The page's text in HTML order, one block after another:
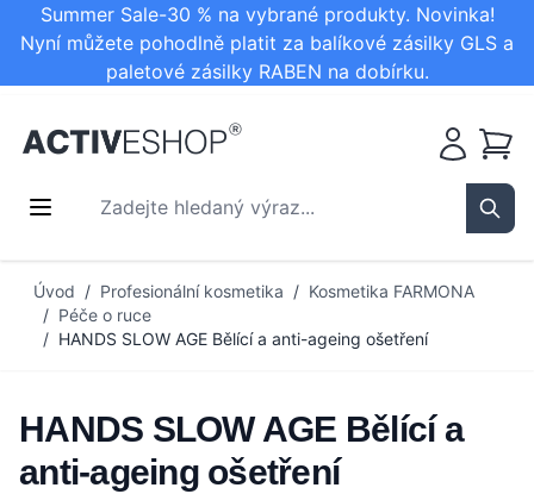
Summer Sale-30 % na vybrané produkty. Novinka!
Nyní můžete pohodlně platit za balíkové zásilky GLS a
paletové zásilky RABEN na dobírku.
Zadejte hledaný výraz...
Košík
Úvod / Profesionální kosmetika / Kosmetika FARMONA
/ Péče o ruce
/ HANDS SLOW AGE Bělící a anti-ageing ošetření
HANDS SLOW AGE Bělící a
anti-ageing ošetření